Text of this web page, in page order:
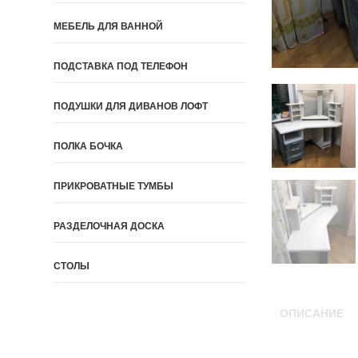
ОПИСАНИЕ
МЕБЕЛЬ ДЛЯ ВАННОЙ
ПОДСТАВКА ПОД ТЕЛЕФОН
ПОДУШКИ ДЛЯ ДИВАНОВ ЛОФТ
ПОЛКА БОЧКА
ПРИКРОВАТНЫЕ ТУМБЫ
РАЗДЕЛОЧНАЯ ДОСКА
СТОЛЫ